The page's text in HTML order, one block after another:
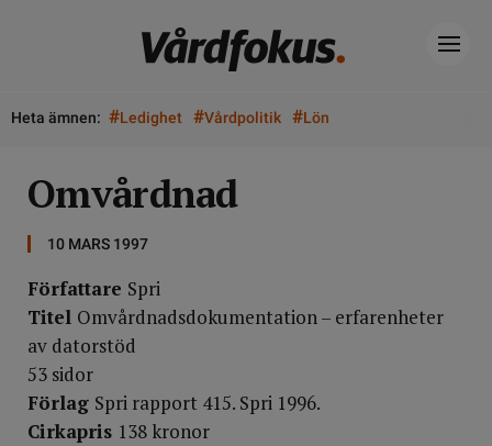
Heta ämnen: #Ledighet #Vårdpolitik #Lön
Omvårdnad
10 MARS 1997
Författare Spri
Titel Omvårdnadsdokumentation – erfarenheter
av datorstöd
53 sidor
Förlag Spri rapport 415. Spri 1996.
Cirkapris 138 kronor